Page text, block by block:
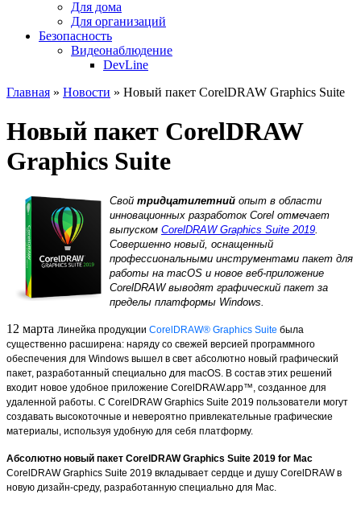
Для дома
Для организаций
Безопасность
Видеонаблюдение
DevLine
Главная » Новости » Новый пакет CorelDRAW Graphics Suite
Новый пакет CorelDRAW
Graphics Suite
Свой тридцатилетний опыт в области
инновационных разработок Corel отмечает
выпуском CorelDRAW Graphics Suite 2019.
Совершенно новый, оснащенный
профессиональными инструментами пакет для
работы на macOS и новое веб-приложение
CorelDRAW выводят графический пакет за
пределы платформы Windows.
12 марта линейка продукции CorelDRAW® Graphics Suite была
существенно расширена: наряду со свежей версией программного
обеспечения для Windows вышел в свет абсолютно новый графический
пакет, разработанный специально для macOS. В состав этих решений
входит новое удобное приложение CorelDRAW.app™, созданное для
удаленной работы. С CorelDRAW Graphics Suite 2019 пользователи могут
создавать высокоточные и невероятно привлекательные графические
материалы, используя удобную для себя платформу.
Абсолютно новый пакет CorelDRAW Graphics Suite 2019 for Mac
CorelDRAW Graphics Suite 2019 вкладывает сердце и душу CorelDRAW в
новую дизайн-среду, разработанную специально для Mac.